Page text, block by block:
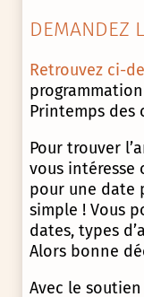
DEMANDEZ
Retrouvez ci-
Printemps des
Pour trouver
vous intéresse
pour une date
simple ! Vous
dates, types
Alors bonne
Avec le